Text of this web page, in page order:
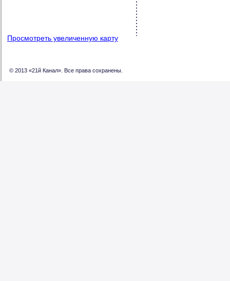
Просмотреть увеличенную карту
© 2013 «21й Канал». Все права сохранены.